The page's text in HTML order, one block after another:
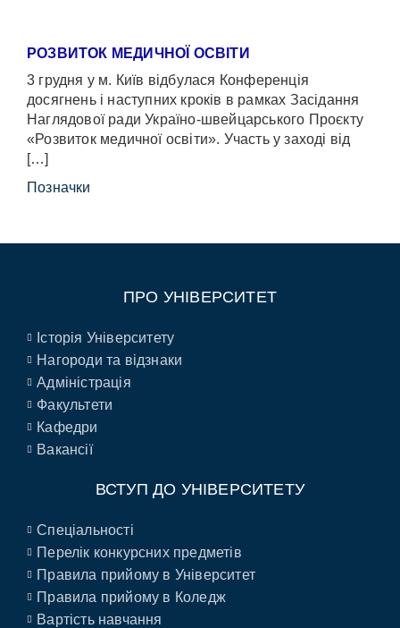
РОЗВИТОК МЕДИЧНОЇ ОСВІТИ
3 грудня у м. Київ відбулася Конференція
досягнень і наступних кроків в рамках Засідання
Наглядової ради Україно-швейцарського Проєкту
«Розвиток медичної освіти». Участь у заході від
[…]
Позначки
ПРО УНІВЕРСИТЕТ
Історія Університету
Нагороди та відзнаки
Адміністрація
Факультети
Кафедри
Вакансії
ВСТУП ДО УНІВЕРСИТЕТУ
Спеціальності
Перелік конкурсних предметів
Правила прийому в Університет
Правила прийому в Коледж
Вартість навчання